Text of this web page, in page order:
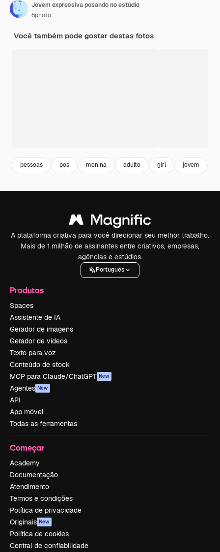
Jovem expressiva posando no estúdio
8photo
Você também pode gostar destas fotos
pessoas pos menina adulto girl jovem
A plataforma criativa para você direcionar seu melhor trabalho.
Mais de 1 milhão de assinantes entre criativos, empresas,
agências e estúdios.
Português
Produtos
Spaces
Assistente de IA
Gerador de imagens
Gerador de vídeos
Texto para voz
Conteúdo de stock
MCP para Claude/ChatGPT New
Agentes New
API
App móvel
Todas as ferramentas
Começar
Academy
Documentação
Atendimento
Termos e condições
Política de privacidade
Originais New
Política de cookies
Central de confiabilidade